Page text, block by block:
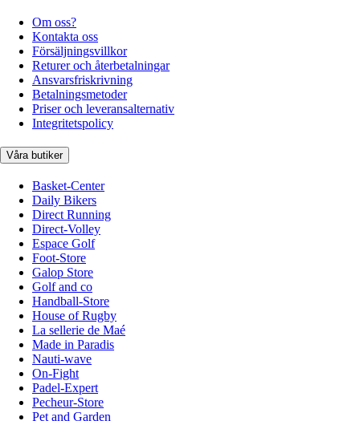
Om oss?
Kontakta oss
Försäljningsvillkor
Returer och återbetalningar
Ansvarsfriskrivning
Betalningsmetoder
Priser och leveransalternativ
Integritetspolicy
Våra butiker
Basket-Center
Daily Bikers
Direct Running
Direct-Volley
Espace Golf
Foot-Store
Galop Store
Golf and co
Handball-Store
House of Rugby
La sellerie de Maé
Made in Paradis
Nauti-wave
On-Fight
Padel-Expert
Pecheur-Store
Pet and Garden